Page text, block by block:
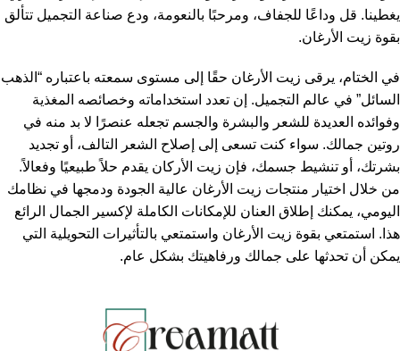
يغطينا. قل وداعًا للجفاف، ومرحبًا بالنعومة، ودع صناعة التجميل تتألق
بقوة زيت الأرغان.
في الختام، يرقى زيت الأرغان حقًا إلى مستوى سمعته باعتباره “الذهب
السائل” في عالم التجميل. إن تعدد استخداماته وخصائصه المغذية
وفوائده العديدة للشعر والبشرة والجسم تجعله عنصرًا لا بد منه في
روتين جمالك. سواء كنت تسعى إلى إصلاح الشعر التالف، أو تجديد
بشرتك، أو تنشيط جسمك، فإن زيت الأركان يقدم حلاً طبيعيًا وفعالاً.
من خلال اختيار منتجات زيت الأرغان عالية الجودة ودمجها في نظامك
اليومي، يمكنك إطلاق العنان للإمكانات الكاملة لإكسير الجمال الرائع
هذا. استمتعي بقوة زيت الأرغان واستمتعي بالتأثيرات التحويلية التي
يمكن أن تحدثها على جمالك ورفاهيتك بشكل عام.